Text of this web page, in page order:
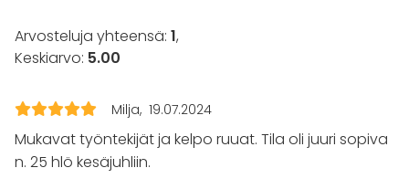
Häät
Saunailta
Kokous
Seminaari / konferenssi
Messut
Esitys / näytös
Arvosteluja yhteensä: 1,
Keskiarvo: 5.00
Milja 19.07.2024
Mukavat työntekijät ja kelpo ruuat. Tila oli juuri sopiva
n. 25 hlö kesäjuhliin.